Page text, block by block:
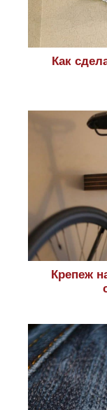
Как
Крепеж